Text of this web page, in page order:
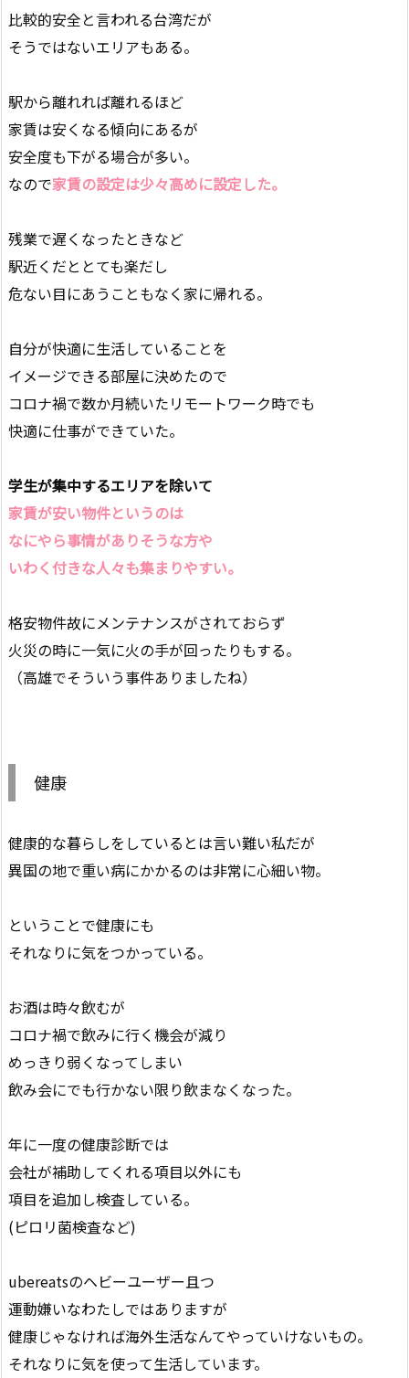
比較的安全と言われる台湾だが
そうではないエリアもある。
駅から離れれば離れるほど
家賃は安くなる傾向にあるが
安全度も下がる場合が多い。
なので家賃の設定は少々高めに設定した。
残業で遅くなったときなど
駅近くだととても楽だし
危ない目にあうこともなく家に帰れる。
自分が快適に生活していることを
イメージできる部屋に決めたので
コロナ禍で数か月続いたリモートワーク時でも
快適に仕事ができていた。
学生が集中するエリアを除いて
家賃が安い物件というのは
なにやら事情がありそうな方や
いわく付きな人々も集まりやすい。
格安物件故にメンテナンスがされておらず
火災の時に一気に火の手が回ったりもする。
（高雄でそういう事件ありましたね）
健康
健康的な暮らしをしているとは言い難い私だが
異国の地で重い病にかかるのは非常に心細い物。
ということで健康にも
それなりに気をつかっている。
お酒は時々飲むが
コロナ禍で飲みに行く機会が減り
めっきり弱くなってしまい
飲み会にでも行かない限り飲まなくなった。
年に一度の健康診断では
会社が補助してくれる項目以外にも
項目を追加し検査している。
(ピロリ菌検査など)
ubereatsのヘビーユーザー且つ
運動嫌いなわたしではありますが
健康じゃなければ海外生活なんてやっていけないもの。
それなりに気を使って生活しています。